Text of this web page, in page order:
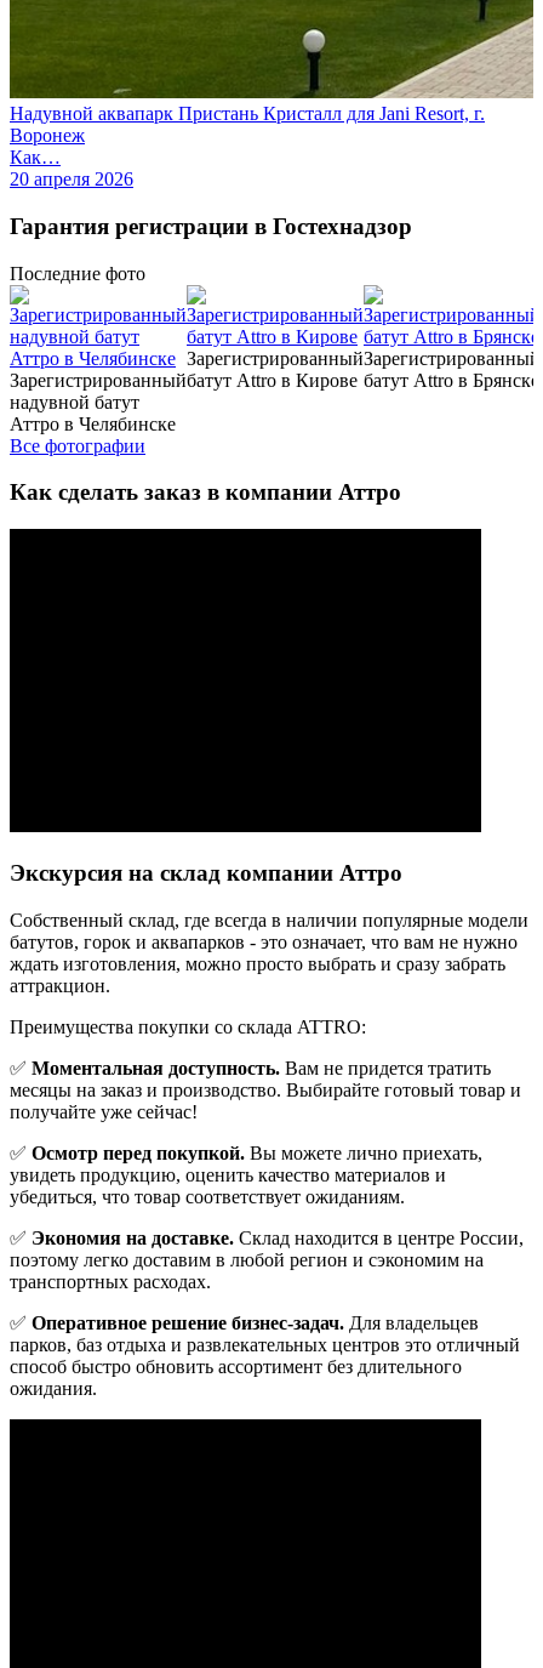
Надувной аквапарк Пристань Кристалл для Jani Resort, г.
Воронеж
Как…
20 апреля 2026
Гарантия регистрации в Гостехнадзор
Последние фото
Зарегистрированный
надувной батут
Аттро в Челябинске
Зарегистрированный
батут Attro в Кирове
Зарегистрированный
батут Attro в Брянске
Все фотографии
Как сделать заказ в компании Аттро
Экскурсия на склад компании Аттро
Cобственный склад, где всегда в наличии популярные модели
батутов, горок и аквапарков - это означает, что вам не нужно
ждать изготовления, можно просто выбрать и сразу забрать
аттракцион.
Преимущества покупки со склада ATTRO:
✅ Моментальная доступность. Вам не придется тратить
месяцы на заказ и производство. Выбирайте готовый товар и
получайте уже сейчас!
✅ Осмотр перед покупкой. Вы можете лично приехать,
увидеть продукцию, оценить качество материалов и
убедиться, что товар соответствует ожиданиям.
✅ Экономия на доставке. Склад находится в центре России,
поэтому легко доставим в любой регион и сэкономим на
транспортных расходах.
✅ Оперативное решение бизнес-задач. Для владельцев
парков, баз отдыха и развлекательных центров это отличный
способ быстро обновить ассортимент без длительного
ожидания.